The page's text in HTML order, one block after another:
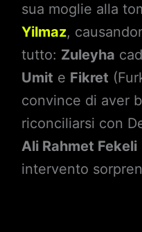
sua moglie alla
Yilmaz,
tutto: Zuleyha
Umit e Fikret
convince di aver
riconciliarsi con
Ali Rahmet Fekeli
intervento